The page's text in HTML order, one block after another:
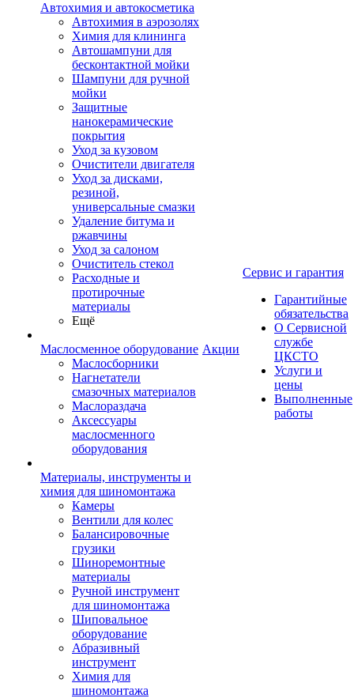
Автохимия и автокосметика
Автохимия в аэрозолях
Химия для клининга
Автошампуни для
бесконтактной мойки
Шампуни для ручной
мойки
Защитные
нанокерамические
покрытия
Уход за кузовом
Очистители двигателя
Уход за дисками,
резиной,
универсальные смазки
Удаление битума и
ржавчины
Уход за салоном
Очиститель стекол
Расходные и
протирочные
материалы
Ещё
Маслосменное оборудование
Маслосборники
Нагнетатели
смазочных материалов
Маслораздача
Аксессуары
маслосменного
оборудования
Материалы, инструменты и
химия для шиномонтажа
Камеры
Вентили для колес
Балансировочные
грузики
Шиноремонтные
материалы
Ручной инструмент
для шиномонтажа
Шиповальное
оборудование
Абразивный
инструмент
Химия для
шиномонтажа
Акции
Сервис и гарантия
Гарантийные
обязательства
О Сервисной
службе
ЦКСТО
Услуги и
цены
Выполненные
работы